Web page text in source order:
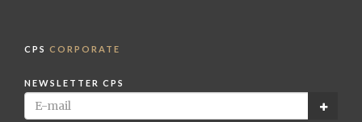
CPS CORPORATE
NEWSLETTER CPS